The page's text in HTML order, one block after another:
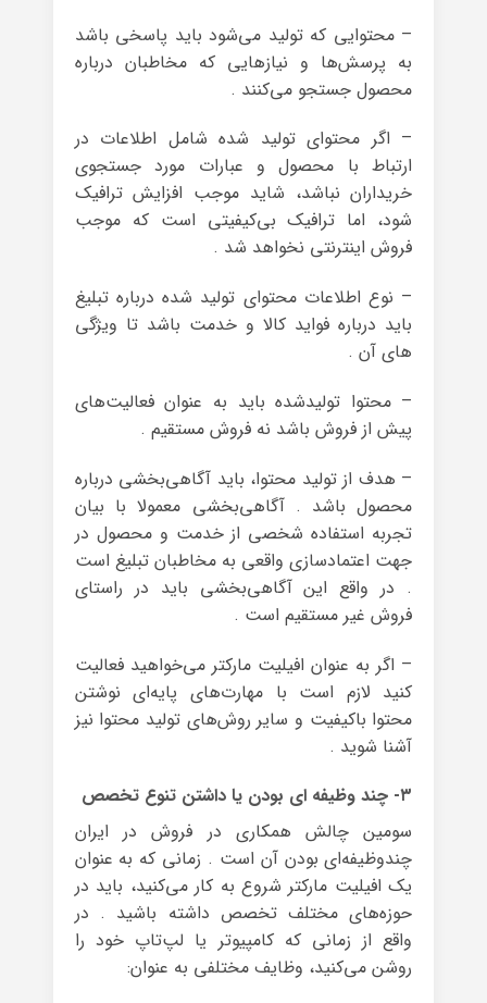
– محتوایی که تولید می‌شود باید پاسخی باشد
به پرسش‌ها و نیازهایی که مخاطبان درباره
محصول جستجو می‌کنند .
– اگر محتوای تولید شده شامل اطلاعات در
ارتباط با محصول و عبارات مورد جستجوی
خریداران نباشد، شاید موجب افزایش ترافیک
شود، اما ترافیک بی‌کیفیتی است که موجب
فروش اینترنتی نخواهد شد .
– نوع اطلاعات محتوای تولید شده درباره تبلیغ
باید درباره فواید کالا و خدمت باشد تا ویژگی
های آن .
– محتوا تولید‌شده باید به عنوان فعالیت‌های
پیش از فروش باشد نه فروش مستقیم .
– هدف از تولید محتوا، باید آگاهی‌بخشی درباره
محصول باشد . آگاهی‌بخشی معمولا با بیان
تجربه استفاده شخصی از خدمت و محصول در
جهت اعتماد‌سازی واقعی به مخاطبان تبلیغ است
. در واقع این آگاهی‌بخشی باید در راستای
فروش غیر مستقیم است .
– اگر به عنوان افیلیت مارکتر می‌خواهید فعالیت
کنید لازم است با مهارت‌های پایه‌ای نوشتن
محتوا باکیفیت و سایر روش‌های تولید محتوا نیز
آشنا شوید .
۳- چند وظیفه ای بودن یا داشتن تنوع تخصص
سومین چالش همکاری در فروش در ایران
چندوظیفه‌ای بودن آن است . زمانی که به عنوان
یک افیلیت مارکتر شروع به کار می‌کنید، باید در
حوزه‌های مختلف تخصص داشته باشید . در
واقع از زمانی که کامپیوتر یا لپ‌تاپ خود را
روشن می‌کنید، وظایف مختلفی به عنوان: